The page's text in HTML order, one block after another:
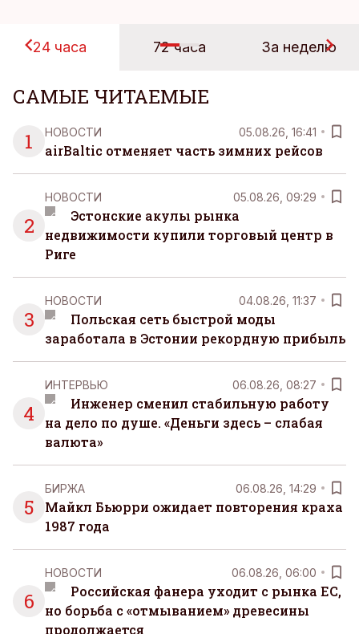
24 часа 72 часа За неделю
САМЫЕ ЧИТАЕМЫЕ
1
НОВОСТИ 05.08.26, 16:41
airBaltic отменяет часть зимних рейсов
2
НОВОСТИ 05.08.26, 09:29
Эстонские акулы рынка
недвижимости купили торговый центр в
Риге
3
НОВОСТИ 04.08.26, 11:37
Польская сеть быстрой моды
заработала в Эстонии рекордную прибыль
4
ИНТЕРВЬЮ 06.08.26, 08:27
Инженер сменил стабильную работу
на дело по душе. «Деньги здесь – слабая
валюта»
5
БИРЖА 06.08.26, 14:29
Майкл Бьюрри ожидает повторения краха
1987 года
6
НОВОСТИ 06.08.26, 06:00
Российская фанера уходит с рынка ЕС,
но борьба с «отмыванием» древесины
продолжается